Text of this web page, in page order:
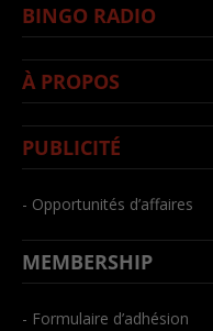
BINGO RADIO
À PROPOS
PUBLICITÉ
- Opportunités d’affaires
MEMBERSHIP
- Formulaire d’adhésion